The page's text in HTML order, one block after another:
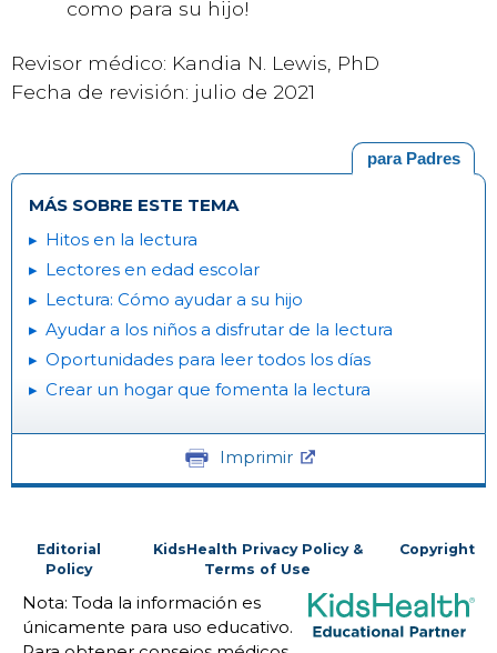
como para su hijo!
Revisor médico: Kandia N. Lewis, PhD
Fecha de revisión: julio de 2021
para Padres
MÁS SOBRE ESTE TEMA
Hitos en la lectura
Lectores en edad escolar
Lectura: Cómo ayudar a su hijo
Ayudar a los niños a disfrutar de la lectura
Oportunidades para leer todos los días
Crear un hogar que fomenta la lectura
Imprimir
Editorial
Policy
KidsHealth Privacy Policy &
Terms of Use
Copyright
Nota: Toda la información es
únicamente para uso educativo.